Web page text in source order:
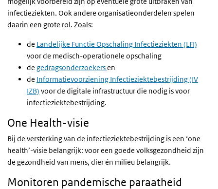
infectieziekten. Ook andere organisatieonderdelen spelen
daarin een grote rol. Zoals:
de Landelijke Functie Opschaling Infectieziekten (LFI)
voor de medisch-operationele opschaling
de gedragsonderzoekersen
de Informatievoorziening Infectieziektebestrijding (IV
IZB) voor de digitale infrastructuur die nodig is voor
infectieziektebestrijding.
One Health-visie
Bij de versterking van de infectieziektebestrijding is een ‘one
health’-visie belangrijk: voor een goede volksgezondheid zijn
de gezondheid van mens, dier én milieu belangrijk.
Monitoren pandemische paraatheid